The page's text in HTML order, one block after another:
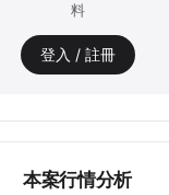
料
登入 / 註冊
本案行情分析